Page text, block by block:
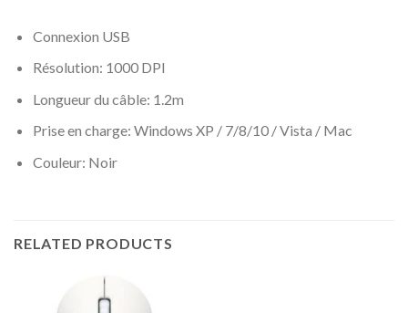
Connexion USB
Résolution: 1000 DPI
Longueur du câble: 1.2m
Prise en charge: Windows XP / 7/8/10 / Vista / Mac
Couleur: Noir
RELATED PRODUCTS